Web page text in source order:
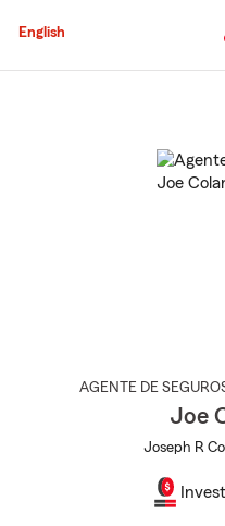
English
AGENTE DE
Joe
Joseph R